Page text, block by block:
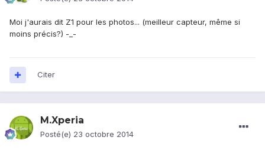
Moi j'aurais dit Z1 pour les photos... (meilleur capteur, même si
moins précis?) -_-
Citer
M.Xperia
Posté(e) 23 octobre 2014